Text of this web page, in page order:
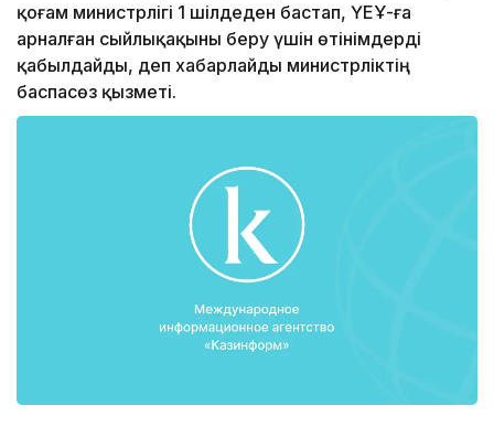
қоғам министрлігі 1 шілдеден бастап, ҮЕҰ-ға
арналған сыйлықақыны беру үшін өтінімдерді
қабылдайды, деп хабарлайды министрліктің
баспасөз қызметі.